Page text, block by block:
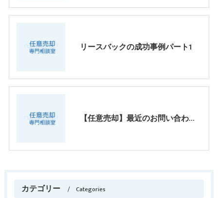
リースバックの成功事例パート1
【任意売却】最近のお問い合わせ傾向パート2
カテゴリー Categories